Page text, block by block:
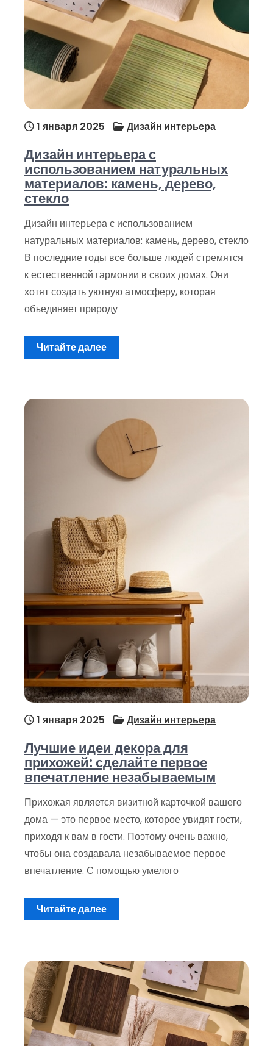
1 января 2025 Дизайн интерьера
Дизайн интерьера с
использованием натуральных
материалов: камень, дерево,
стекло
Дизайн интерьера с использованием
натуральных материалов: камень, дерево, стекло
В последние годы все больше людей стремятся
к естественной гармонии в своих домах. Они
хотят создать уютную атмосферу, которая
объединяет природу
Читайте далее
1 января 2025 Дизайн интерьера
Лучшие идеи декора для
прихожей: сделайте первое
впечатление незабываемым
Прихожая является визитной карточкой вашего
дома — это первое место, которое увидят гости,
приходя к вам в гости. Поэтому очень важно,
чтобы она создавала незабываемое первое
впечатление. С помощью умелого
Читайте далее